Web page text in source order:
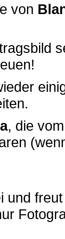
von
, die
und